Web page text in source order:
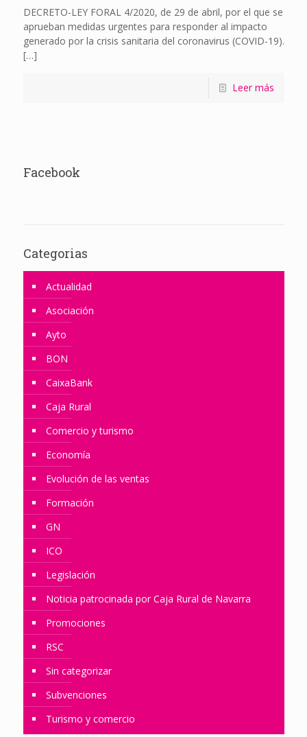
DECRETO-LEY FORAL 4/2020, de 29 de abril, por el que se
aprueban medidas urgentes para responder al impacto
generado por la crisis sanitaria del coronavirus (COVID-19).
[…]
Leer más
Facebook
Categorias
Actualidad
Asociación
Ayto
BON
CaixaBank
Caja Rural
Comercio y turismo
Economía
Evolución de las ventas
Formación
GN
ICO
Legislación
Noticia patrocinada por Caja Rural de Navarra
Promociones
RSC
Sin categorizar
Subvenciones
Turismo y comercio